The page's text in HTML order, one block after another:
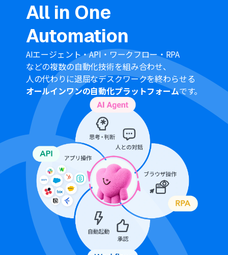
連携してください。
トリガーは5分、10分、15分、30分、60分の間隔で起動
間隔を選択できます。
プランによって最短の起動間隔が異なりますので、ご注意
ください。
Googleスプレッドシートをアプリトリガーとして使用す
る際の注意事項は「【アプリトリガー】Googleスプレッ
ドシートのトリガーにおける注意事項」を参照してくだ
さい。
All in One
Automation
AIエージェント・API・ワークフロー・RPA
などの複数の自動化技術を組み合わせ、
人の代わりに退屈なデスクワークを終わらせる
オールインワンの自動化プラットフォームです。